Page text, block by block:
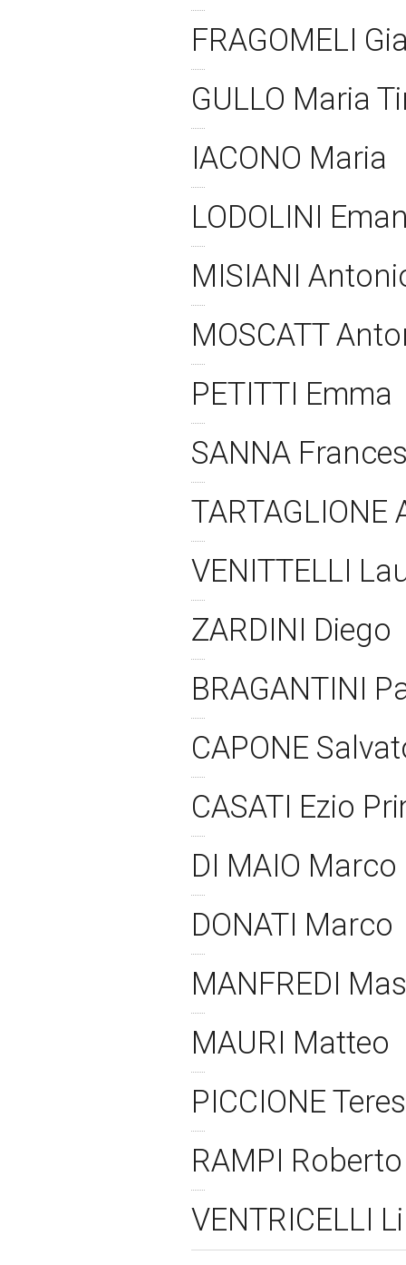
FRAGOMELI
GULLO Maria
IACONO Maria
LODOLINI
MISIANI
MOSCATT
PETITTI Emma
SANNA
VENITTELLI
ZARDINI Diego
BRAGANTINI
CAPONE
CASATI Ezio
DI MAIO Marco
DONATI Marco
MANFREDI
MAURI Matteo
PICCIONE
RAMPI
VENTRICELLI